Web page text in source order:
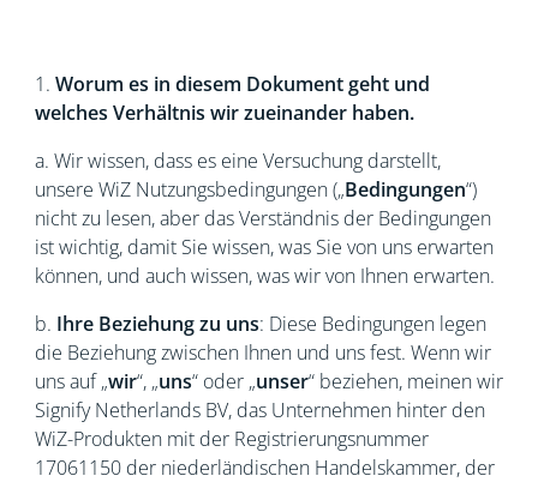
1. Worum es in diesem Dokument geht und
welches Verhältnis wir zueinander haben.
a. Wir wissen, dass es eine Versuchung darstellt,
unsere WiZ Nutzungsbedingungen („Bedingungen“)
nicht zu lesen, aber das Verständnis der Bedingungen
ist wichtig, damit Sie wissen, was Sie von uns erwarten
können, und auch wissen, was wir von Ihnen erwarten.
b. Ihre Beziehung zu uns: Diese Bedingungen legen
die Beziehung zwischen Ihnen und uns fest. Wenn wir
uns auf „wir“, „uns“ oder „unser“ beziehen, meinen wir
Signify Netherlands BV, das Unternehmen hinter den
WiZ-Produkten mit der Registrierungsnummer
17061150 der niederländischen Handelskammer, der